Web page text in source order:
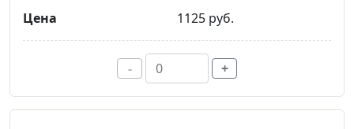
1125 руб.
- +